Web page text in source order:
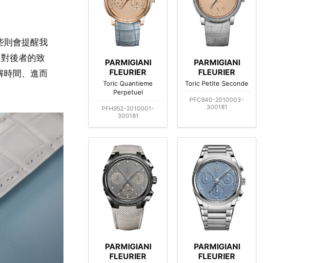
則會提醒我
後者的致
時間、進而
PARMIGIANI
FLEURIER
Toric Quantieme
Perpetuel
PFH952-2010001-
300181
PARMIGIANI
FLEURIER
Toric Petite Seconde
PFC940-2010003-
300181
PARMIGIANI
FLEURIER
PARMIGIANI
FLEURIER